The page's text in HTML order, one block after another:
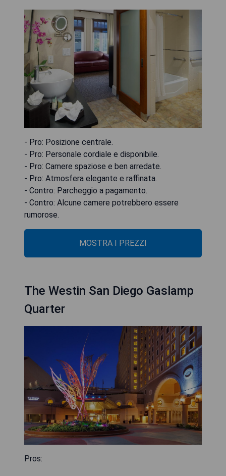
- Pro: Posizione centrale.
- Pro: Personale cordiale e disponibile.
- Pro: Camere spaziose e ben arredate.
- Pro: Atmosfera elegante e raffinata.
- Contro: Parcheggio a pagamento.
- Contro: Alcune camere potrebbero essere
rumorose.
MOSTRA I PREZZI
The Westin San Diego Gaslamp
Quarter
Pros: